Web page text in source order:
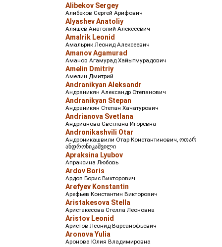
Alibekov Sergey
Алибеков Сергей Арифович
Alyashev Anatoliy
Аляшев Анатолий Алексеевич
Amalrik Leonid
Амальрик Леонид Алексеевич
Amanov Agamurad
Аманов Агамурад Хайытмурадович
Amelin Dmitriy
Амелин Дмитрий
Andranikyan Aleksandr
Андраникян Александр Степанович
Andranikyan Stepan
Андраникян Степан Хачатурович
Andrianova Svetlana
Андрианова Светлана Игоревна
Andronikashvili Otar
Андроникашвили Отар Константинович, ოთარ
ანდრონიკაშვილი
Apraksina Lyubov
Апраксина Любовь
Ardov Boris
Ардов Борис Викторович
Arefyev Konstantin
Арефьев Константин Викторович
Aristakesova Stella
Аристакесова Стелла Леоновна
Aristov Leonid
Аристов Леонид Варсанофьевич
Aronova Yulia
Аронова Юлия Владимировна